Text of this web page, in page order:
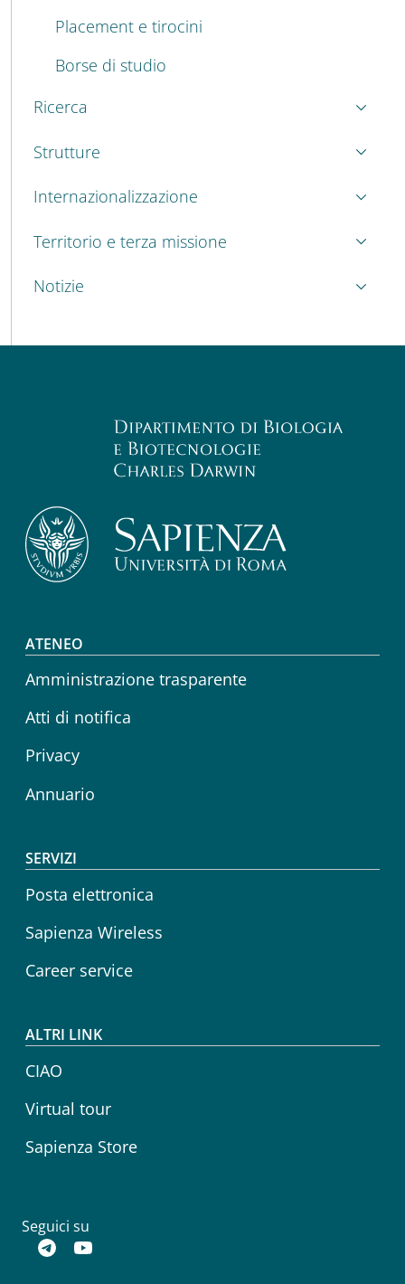
Placement e tirocini
Borse di studio
Ricerca
Strutture
Internazionalizzazione
Territorio e terza missione
Notizie
Footer menu
ATENEO
Amministrazione trasparente
Atti di notifica
Privacy
Annuario
SERVIZI
Posta elettronica
Sapienza Wireless
Career service
ALTRI LINK
CIAO
Virtual tour
Sapienza Store
Seguici su
Telegram